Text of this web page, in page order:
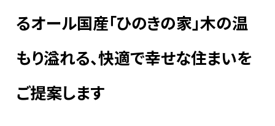
るオール国産「ひのきの家」木の温
もり溢れる、快適で幸せな住まいを
ご提案します